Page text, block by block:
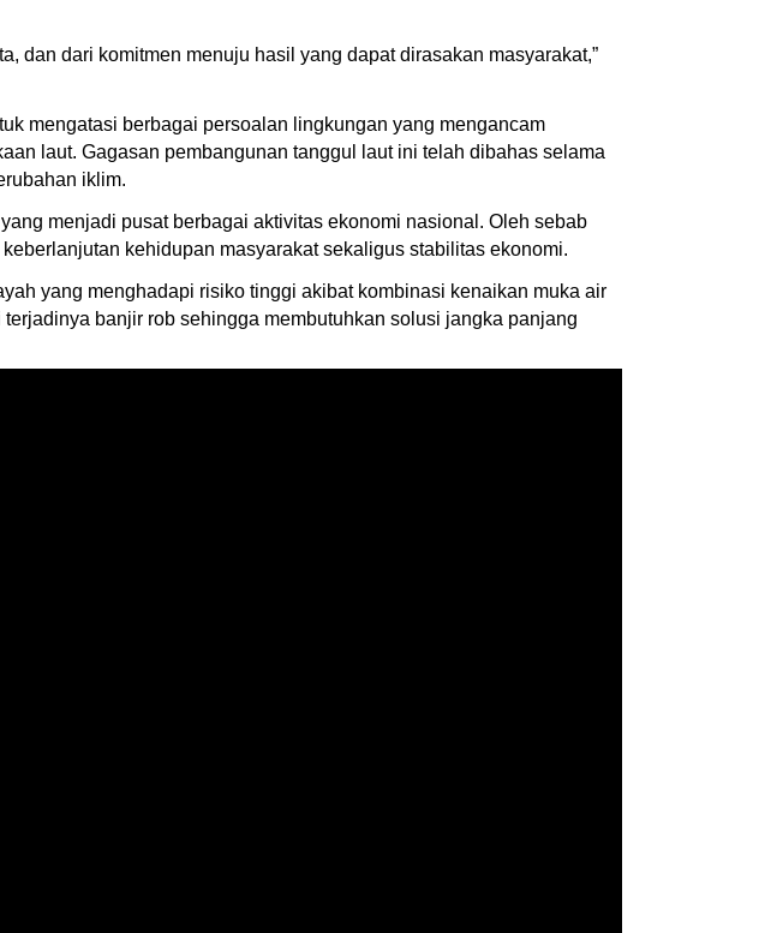
dan dari komitmen menuju hasil yang dapat dirasakan masyarakat,”
mengatasi berbagai persoalan lingkungan yang mengancam
laut. Gagasan pembangunan tanggul laut ini telah dibahas selama
iklim.
menjadi pusat berbagai aktivitas ekonomi nasional. Oleh sebab
kehidupan masyarakat sekaligus stabilitas ekonomi.
yang menghadapi risiko tinggi akibat kombinasi kenaikan muka air
banjir rob sehingga membutuhkan solusi jangka panjang